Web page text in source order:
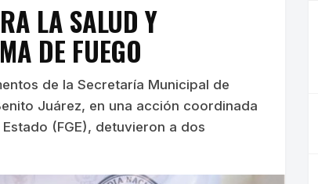
LA SALUD Y
DE FUEGO
de la Secretaría Municipal de
Juárez, en una acción coordinada
(FGE), detuvieron a dos